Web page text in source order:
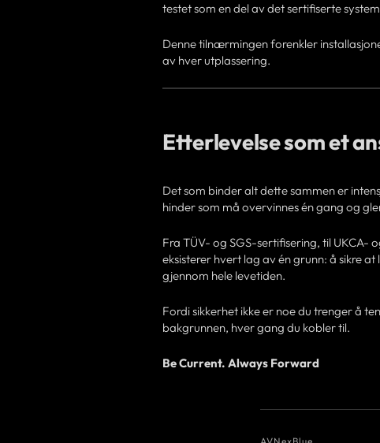
testet som en del av det sertifiserte
Denne tilnærmingen forenkler
av hver utplassering.
Etterlevelse som et
Det som binder alt dette sammen er
hinder som må overvinnes én gang og
Fra TÜV- og SGS-sertifisering, til UKCA-
eksisterer hvert lag av én grunn: å sikre
gjennom hele levetiden.
Fordi sikkerhet ikke er noe du trenger å
bakgrunnen, hver gang du kobler til.
Be Current. Always Forward